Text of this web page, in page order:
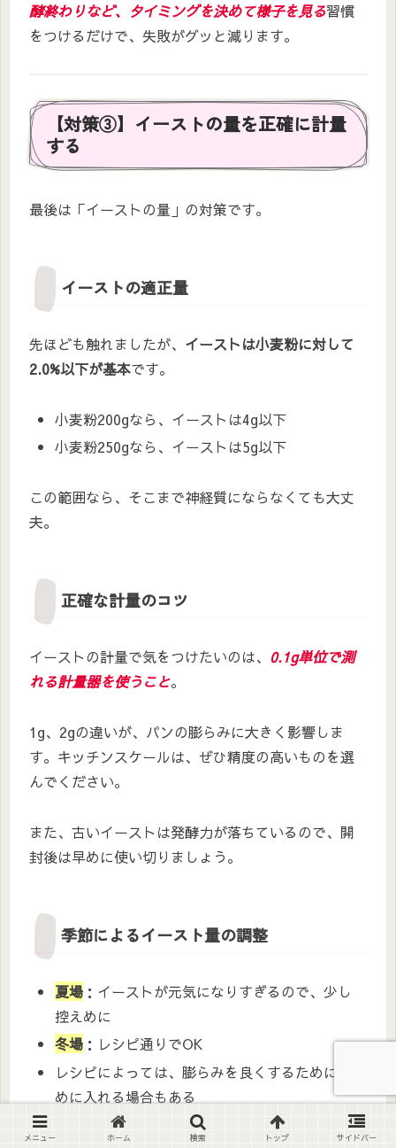
酵終わりなど、タイミングを決めて様子を見る習慣
をつけるだけで、失敗がグッと減ります。
【対策③】イーストの量を正確に計量
する
最後は「イーストの量」の対策です。
イーストの適正量
先ほども触れましたが、 イーストは小麦粉に対して
2.0%以下が基本です。
小麦粉200gなら、イーストは4g以下
小麦粉250gなら、イーストは5g以下
この範囲なら、そこまで神経質にならなくても大丈
夫。
正確な計量のコツ
イーストの計量で気をつけたいのは、 0.1g単位で測
れる計量器を使うこと。
1g、2gの違いが、パンの膨らみに大きく影響しま
す。キッチンスケールは、ぜひ精度の高いものを選
んでください。
また、古いイーストは発酵力が落ちているので、開
封後は早めに使い切りましょう。
季節によるイースト量の調整
夏場 ：イーストが元気になりすぎるので、少し
控えめに
冬場 ：レシピ通りでOK
レシピによっては、膨らみを良くするために多
めに入れる場合もある
メニュー ホーム 検索 トップ サイドバー